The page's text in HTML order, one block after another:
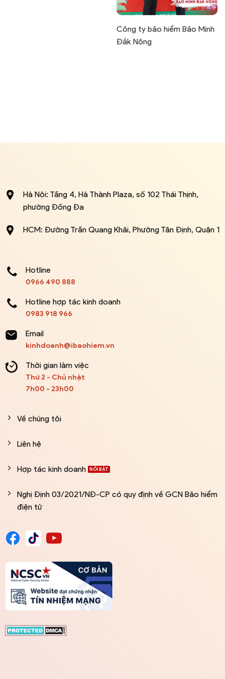
Công ty bảo hiểm Bảo Minh
Đắk Nông
Hà Nội: Tầng 4, Hà Thành Plaza, số 102 Thái Thịnh,
phường Đống Đa
HCM: Đường Trần Quang Khải, Phường Tân Định, Quận 1
Hotline
0966 490 888
Hotline hợp tác kinh doanh
0983 918 966
Email
kinhdoanh@ibaohiem.vn
Thời gian làm việc
Thứ 2 - Chủ nhật
7h00 - 23h00
Về chúng tôi
Liên hệ
Hợp tác kinh doanh
Nghị Định 03/2021/NĐ-CP có quy định về GCN Bảo hiểm
điện tử